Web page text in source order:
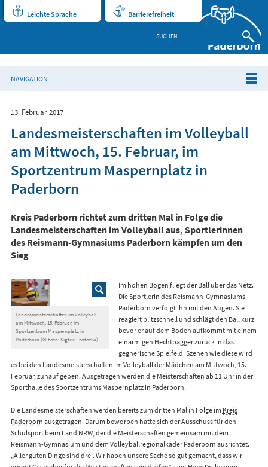
Leichte Sprache Barrierefreiheit
NAVIGATION
13. Februar 2017
Landesmeisterschaften im Volleyball
am Mittwoch, 15. Februar, im
Sportzentrum Maspernplatz in
Paderborn
Kreis Paderborn richtet zum dritten Mal in Folge die
Landesmeisterschaften im Volleyball aus, Sportlerinnen
des Reismann-Gymnasiums Paderborn kämpfen um den
Sieg
Landesmeisterschaften im Volleyball
am Mittwoch, 15. Februar, im
Sportzentrum Maspernplatz in
Paderborn (© Foto: Sigtrix - Fototlia)
Im hohen Bogen fliegt der Ball über das Netz.
Die Sportlerin des Reismann-Gymnasiums
Paderborn verfolgt ihn mit den Augen. Sie
reagiert blitzschnell und schlägt den Ball kurz
bevor er auf dem Boden aufkommt mit einem
einarmigen Hechtbagger zurück in das
gegnerische Spielfeld. Szenen wie diese wird
es bei den Landesmeisterschaften im Volleyball der Mädchen am Mittwoch, 15.
Februar, zuhauf geben. Ausgetragen werden die Meisterschaften ab 11 Uhr in der
Sporthalle des Sportzentrums Maspernplatz in Paderborn.
Die Landesmeisterschaften werden bereits zum dritten Mal in Folge im Kreis
Paderborn ausgetragen. Darum beworben hatte sich der Ausschuss für den
Schulsport beim Land NRW, der die Meisterschaften gemeinsam mit dem
Reismann-Gymnasium und dem Volleyballregionalkader Paderborn ausrichtet.
„Aller guten Dinge sind drei. Wir haben unsere Sache so gut gemacht, dass wir